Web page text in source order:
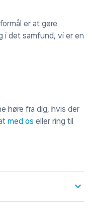
er at gøre
i det samfund, vi er en
høre fra dig, hvis der
med os eller ring til